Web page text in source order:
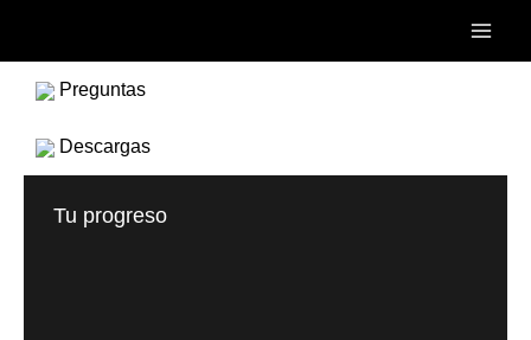
contenido
Main
Preguntas
Descargas
Tu progreso